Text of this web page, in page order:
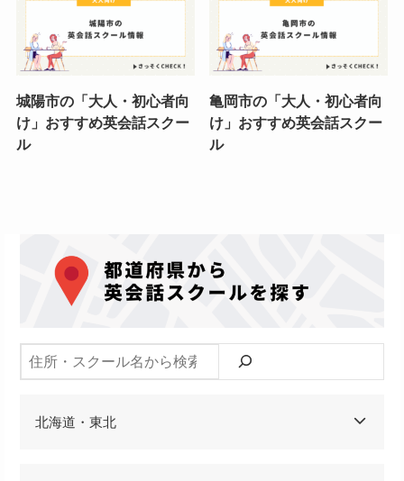
城陽市の「大人・初心者向
け」おすすめ英会話スクー
ル
亀岡市の「大人・初心者向
け」おすすめ英会話スクー
ル
検索
北海道・東北